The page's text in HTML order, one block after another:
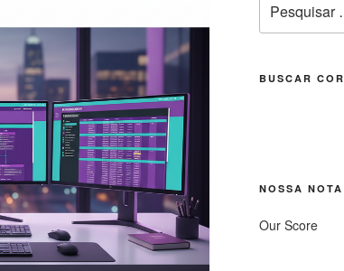
por:
BUSCAR
NOSSA NOTA
Our Score